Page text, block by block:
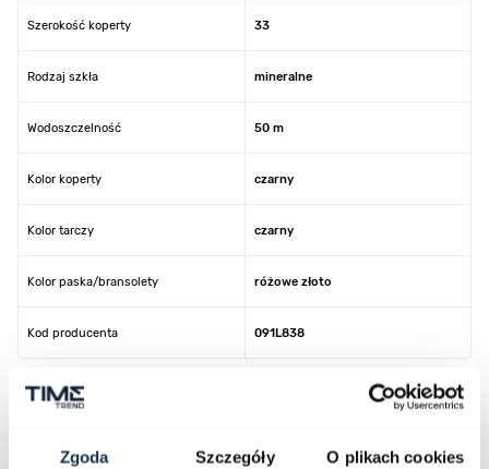
Zgoda Szczegóły O plikach cookies
Szerokość koperty 33
Rodzaj szkła mineralne
Wodoszczelność 50 m
Kolor koperty czarny
Kolor tarczy czarny
Kolor paska/bransolety różowe złoto
Kod producenta 091L838